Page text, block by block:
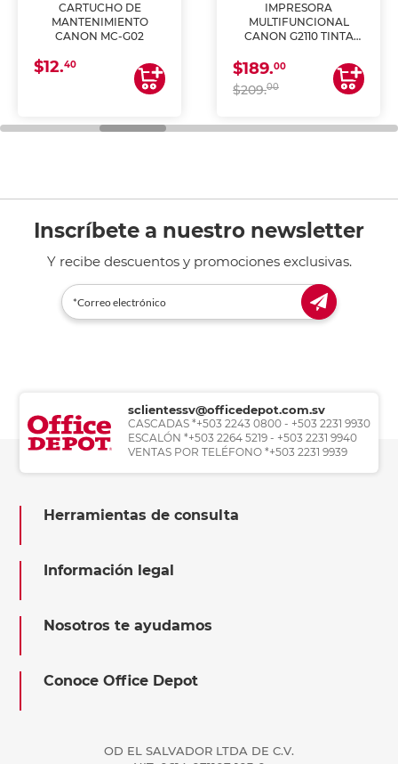
CARTUCHO DE
MANTENIMIENTO
CANON MC-G02
$12.40
IMPRESORA
MULTIFUNCIONAL
CANON G2110 TINTA
$189.00
$209.00
Inscríbete a nuestro newsletter
Y recibe descuentos y promociones exclusivas.
sclientessv@officedepot.com.sv
CASCADAS *+503 2243 0800 - +503 2231 9930
ESCALÓN *+503 2264 5219 - +503 2231 9940
VENTAS POR TELÉFONO *+503 2231 9939
Herramientas de consulta
Información legal
Nosotros te ayudamos
Conoce Office Depot
OD EL SALVADOR LTDA DE C.V.